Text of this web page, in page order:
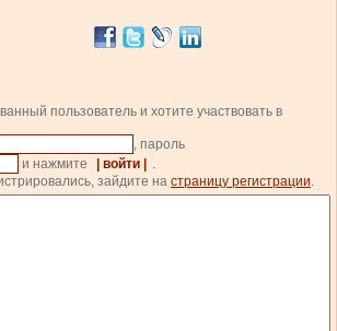
пользователь и хотите участвовать в
, пароль
и нажмите
| войти |
зайдите на страницу регистрации